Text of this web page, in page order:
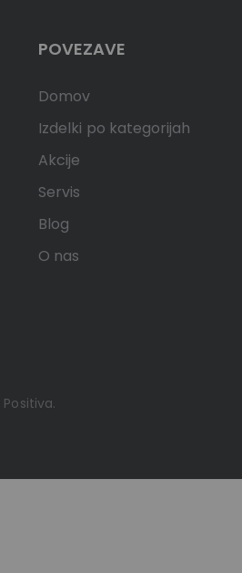
POVEZAVE
Domov
Izdelki po kategorijah
Akcije
Servis
Blog
O nas
Positiva.